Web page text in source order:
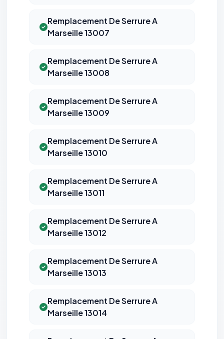
Remplacement De Serrure A
Marseille 13007
Remplacement De Serrure A
Marseille 13008
Remplacement De Serrure A
Marseille 13009
Remplacement De Serrure A
Marseille 13010
Remplacement De Serrure A
Marseille 13011
Remplacement De Serrure A
Marseille 13012
Remplacement De Serrure A
Marseille 13013
Remplacement De Serrure A
Marseille 13014
vous opposer à ce suivi ») — sans vous désinscrire des envois — ou
écrivez à contact@logicielreferencement.com. Détail :
confidentialité(section Traceurs dans les Courriels).